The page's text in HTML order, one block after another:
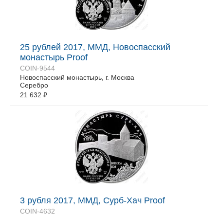
25 рублей 2017, ММД, Новоспасский
монастырь Proof
COIN-9544
Новоспасский монастырь, г. Москва
Серебро
21 632 ₽
3 рубля 2017, ММД, Сурб-Хач Proof
COIN-4632